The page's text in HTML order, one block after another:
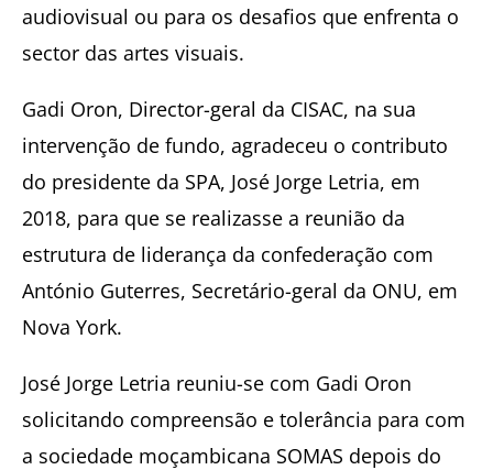
audiovisual ou para os desafios que enfrenta o
sector das artes visuais.
Gadi Oron, Director-geral da CISAC, na sua
intervenção de fundo, agradeceu o contributo
do presidente da SPA, José Jorge Letria, em
2018, para que se realizasse a reunião da
estrutura de liderança da confederação com
António Guterres, Secretário-geral da ONU, em
Nova York.
José Jorge Letria reuniu-se com Gadi Oron
solicitando compreensão e tolerância para com
a sociedade moçambicana SOMAS depois do